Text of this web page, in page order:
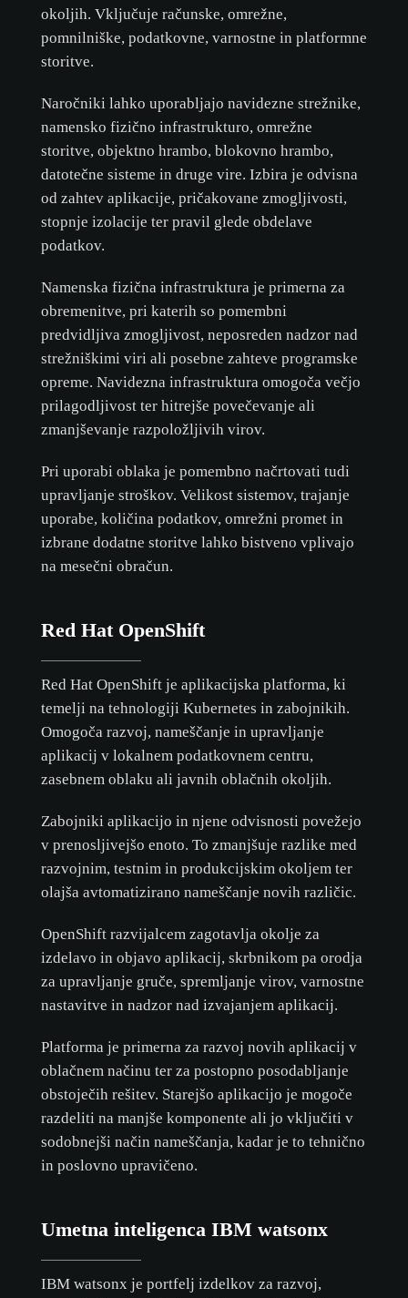
okoljih. Vključuje računske, omrežne,
pomnilniške, podatkovne, varnostne in platformne
storitve.
Naročniki lahko uporabljajo navidezne strežnike,
namensko fizično infrastrukturo, omrežne
storitve, objektno hrambo, blokovno hrambo,
datotečne sisteme in druge vire. Izbira je odvisna
od zahtev aplikacije, pričakovane zmogljivosti,
stopnje izolacije ter pravil glede obdelave
podatkov.
Namenska fizična infrastruktura je primerna za
obremenitve, pri katerih so pomembni
predvidljiva zmogljivost, neposreden nadzor nad
strežniškimi viri ali posebne zahteve programske
opreme. Navidezna infrastruktura omogoča večjo
prilagodljivost ter hitrejše povečevanje ali
zmanjševanje razpoložljivih virov.
Pri uporabi oblaka je pomembno načrtovati tudi
upravljanje stroškov. Velikost sistemov, trajanje
uporabe, količina podatkov, omrežni promet in
izbrane dodatne storitve lahko bistveno vplivajo
na mesečni obračun.
Red Hat OpenShift
Red Hat OpenShift je aplikacijska platforma, ki
temelji na tehnologiji Kubernetes in zabojnikih.
Omogoča razvoj, nameščanje in upravljanje
aplikacij v lokalnem podatkovnem centru,
zasebnem oblaku ali javnih oblačnih okoljih.
Zabojniki aplikacijo in njene odvisnosti povežejo
v prenosljivejšo enoto. To zmanjšuje razlike med
razvojnim, testnim in produkcijskim okoljem ter
olajša avtomatizirano nameščanje novih različic.
OpenShift razvijalcem zagotavlja okolje za
izdelavo in objavo aplikacij, skrbnikom pa orodja
za upravljanje gruče, spremljanje virov, varnostne
nastavitve in nadzor nad izvajanjem aplikacij.
Platforma je primerna za razvoj novih aplikacij v
oblačnem načinu ter za postopno posodabljanje
obstoječih rešitev. Starejšo aplikacijo je mogoče
razdeliti na manjše komponente ali jo vključiti v
sodobnejši način nameščanja, kadar je to tehnično
in poslovno upravičeno.
Umetna inteligenca IBM watsonx
IBM watsonx je portfelj izdelkov za razvoj,